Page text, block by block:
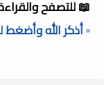
📖 للتصفح
▫️ أذكر الله وأضغط